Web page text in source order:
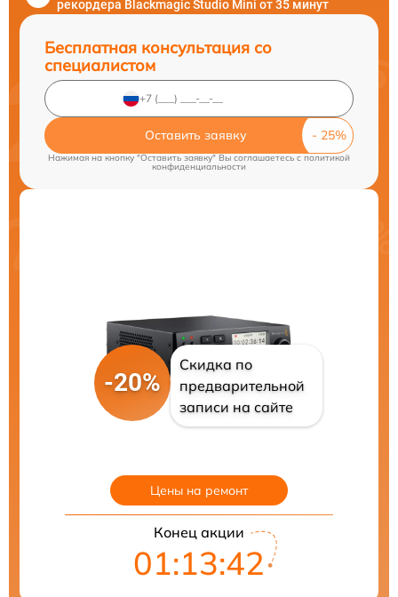
рекордера Blackmagic Studio Mini от 35 минут
Бесплатная консультация со
специалистом
Оставить заявку
Нажимая на кнопку "Оставить заявку" Вы соглашаетесь cполитикой
конфиденциальности
-20%
Скидка по
предварительной
записи на сайте
Цены на ремонт
Конец акции
01:13:41